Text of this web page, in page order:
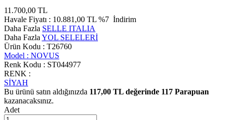
11.700,00 TL
Havale Fiyatı : 10.881,00 TL %7 İndirim
Daha Fazla SELLE ITALIA
Daha Fazla YOL SELELERİ
Ürün Kodu : T26760
Model : NOVUS
Renk Kodu : ST044977
RENK :
SİYAH
Bu ürünü satın aldığınızda 117,00 TL değerinde 117 Parapuan
kazanacaksınız.
Adet